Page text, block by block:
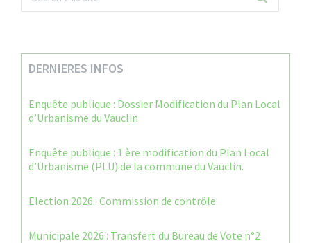
DERNIERES INFOS
Enquête publique : Dossier Modification du Plan Local
d’Urbanisme du Vauclin
Enquête publique : 1 ère modification du Plan Local
d’Urbanisme (PLU) de la commune du Vauclin.
Election 2026 : Commission de contrôle
Municipale 2026 : Transfert du Bureau de Vote n°2